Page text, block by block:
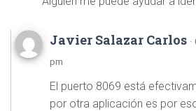
Javier Salazar Carlos
pm
El puerto 8069 está
por otra aplicación es por